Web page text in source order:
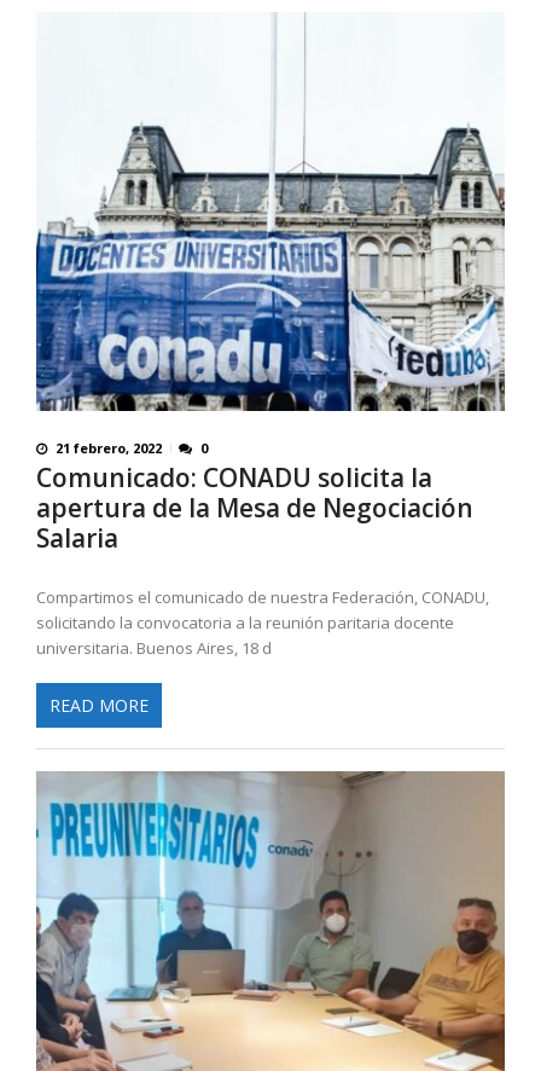
21 febrero, 2022 0
Comunicado: CONADU solicita la
apertura de la Mesa de Negociación
Salaria
Compartimos el comunicado de nuestra Federación, CONADU,
solicitando la convocatoria a la reunión paritaria docente
universitaria. Buenos Aires, 18 d
READ MORE